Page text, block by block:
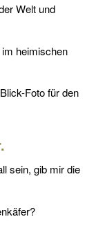
Welt und
heimischen
Foto für den
sein, gib mir die